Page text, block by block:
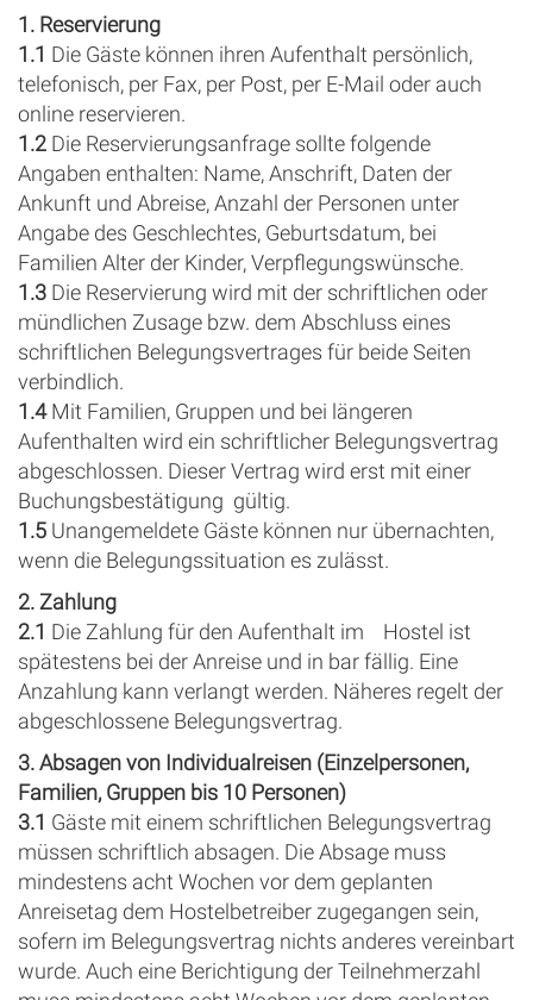
1. Reservierung
1.1 Die Gäste können ihren Aufenthalt persönlich,
telefonisch, per Fax, per Post, per E-Mail oder auch
online reservieren.
1.2 Die Reservierungsanfrage sollte folgende
Angaben enthalten: Name, Anschrift, Daten der
Ankunft und Abreise, Anzahl der Personen unter
Angabe des Geschlechtes, Geburtsdatum, bei
Familien Alter der Kinder, Verpflegungswünsche.
1.3 Die Reservierung wird mit der schriftlichen oder
mündlichen Zusage bzw. dem Abschluss eines
schriftlichen Belegungsvertrages für beide Seiten
verbindlich.
1.4Mit Familien, Gruppen und bei längeren
Aufenthalten wird ein schriftlicher Belegungsvertrag
abgeschlossen. Dieser Vertrag wird erst mit einer
Buchungsbestätigung gültig.
1.5 Unangemeldete Gäste können nur übernachten,
wenn die Belegungssituation es zulässt.
2. Zahlung
2.1 Die Zahlung für den Aufenthalt im Hostel ist
spätestens bei der Anreise und in bar fällig. Eine
Anzahlung kann verlangt werden. Näheres regelt der
abgeschlossene Belegungsvertrag.
3. Absagen von Individualreisen (Einzelpersonen,
Familien, Gruppen bis 10 Personen)
3.1 Gäste mit einem schriftlichen Belegungsvertrag
müssen schriftlich absagen. Die Absage muss
mindestens acht Wochen vor dem geplanten
Anreisetag dem Hostelbetreiber zugegangen sein,
sofern im Belegungsvertrag nichts anderes vereinbart
wurde. Auch eine Berichtigung der Teilnehmerzahl